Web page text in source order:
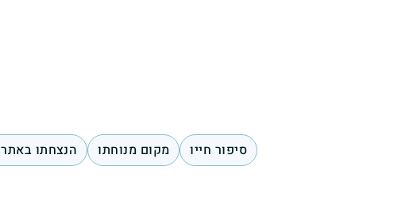
סיפור חייו מקום מנוחתו הנצחתו